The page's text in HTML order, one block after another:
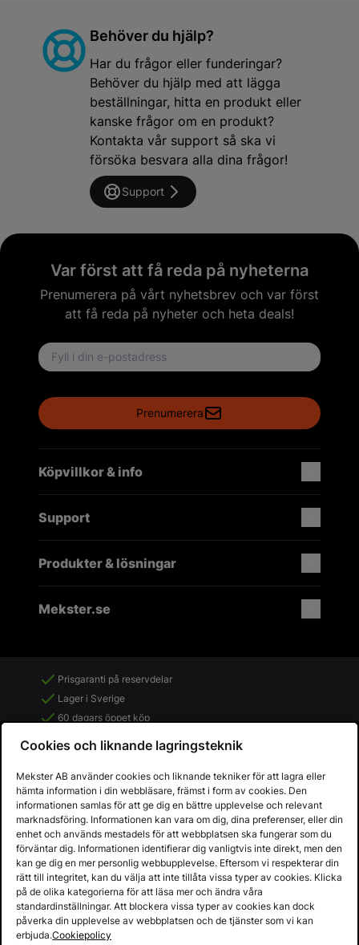
Behöver du hjälp?
Har du frågor eller funderingar?
Behöver du hjälp med att lägga
beställningar, hitta en produkt eller
kanske frågor om en produkt?
Kontakta vår support så ska vi
försöka besvara alla dina frågor!
Support
Var först att få reda på nyheterna
Prenumerera på vårt nyhetsbrev och var först
att få reda på nyheter och heta deals!
Email address
Prenumerera
Köpvillkor & info
Support
Produkter & lösningar
Mekster.se
Prisgaranti på reservdelar
Lager i Sverige
60 dagars öppet köp
Fria returer
Copyright © 2013 - 2026 - Mekster AB
Cookies och liknande lagringsteknik
Mekster AB använder cookies och liknande tekniker för att lagra eller
hämta information i din webbläsare, främst i form av cookies. Den
informationen samlas för att ge dig en bättre upplevelse och relevant
marknadsföring. Informationen kan vara om dig, dina preferenser, eller din
enhet och används mestadels för att webbplatsen ska fungerar som du
förväntar dig. Informationen identifierar dig vanligtvis inte direkt, men den
kan ge dig en mer personlig webbupplevelse. Eftersom vi respekterar din
rätt till integritet, kan du välja att inte tillåta vissa typer av cookies. Klicka
på de olika kategorierna för att läsa mer och ändra våra
standardinställningar. Att blockera vissa typer av cookies kan dock
påverka din upplevelse av webbplatsen och de tjänster som vi kan
erbjuda.Cookiepolicy